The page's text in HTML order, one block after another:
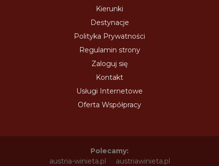
Kierunki
Destynacje
Polityka Prywatności
Regulamin strony
Zaloguj się
Kontakt
Usługi Internetowe
Oferta Współpracy
Polecamy:
austria-winieta.pl
austriawinieta.pl